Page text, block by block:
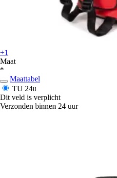
+1
Maat
*
Maattabel
TU 24u
Dit veld is verplicht
Verzonden binnen 24 uur